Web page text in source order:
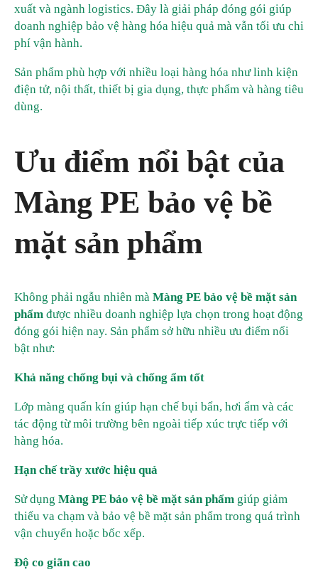
xuất và ngành logistics. Đây là giải pháp đóng gói giúp
doanh nghiệp bảo vệ hàng hóa hiệu quả mà vẫn tối ưu chi
phí vận hành.
Sản phẩm phù hợp với nhiều loại hàng hóa như linh kiện
điện tử, nội thất, thiết bị gia dụng, thực phẩm và hàng tiêu
dùng.
Ưu điểm nổi bật của
Màng PE bảo vệ bề
mặt sản phẩm
Không phải ngẫu nhiên mà Màng PE bảo vệ bề mặt sản
phẩm được nhiều doanh nghiệp lựa chọn trong hoạt động
đóng gói hiện nay. Sản phẩm sở hữu nhiều ưu điểm nổi
bật như:
Khả năng chống bụi và chống ẩm tốt
Lớp màng quấn kín giúp hạn chế bụi bẩn, hơi ẩm và các
tác động từ môi trường bên ngoài tiếp xúc trực tiếp với
hàng hóa.
Hạn chế trầy xước hiệu quả
Sử dụng Màng PE bảo vệ bề mặt sản phẩm giúp giảm
thiểu va chạm và bảo vệ bề mặt sản phẩm trong quá trình
vận chuyển hoặc bốc xếp.
Độ co giãn cao